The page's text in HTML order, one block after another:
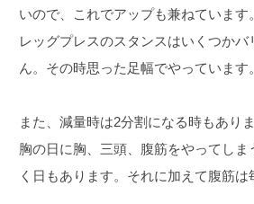
いので、これでアップも兼ねています。
レッグプレスのスタンスはいくつか
ん。その時思った足幅でやっています。
また、減量時は2分割になる時もありま
胸の日に胸、三頭、腹筋をやってし
く日もあります。それに加えて腹筋は